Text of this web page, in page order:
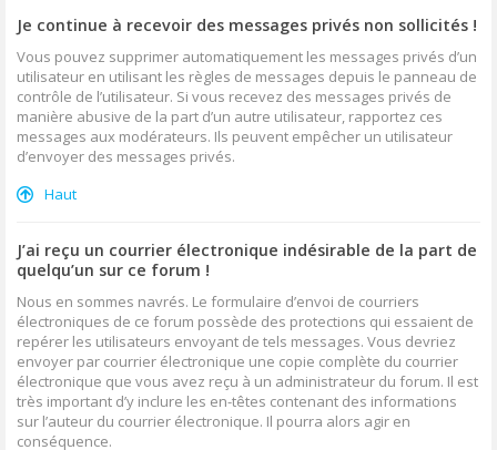
Je continue à recevoir des messages privés non sollicités !
Vous pouvez supprimer automatiquement les messages privés d’un
utilisateur en utilisant les règles de messages depuis le panneau de
contrôle de l’utilisateur. Si vous recevez des messages privés de
manière abusive de la part d’un autre utilisateur, rapportez ces
messages aux modérateurs. Ils peuvent empêcher un utilisateur
d’envoyer des messages privés.
Haut
J’ai reçu un courrier électronique indésirable de la part de
quelqu’un sur ce forum !
Nous en sommes navrés. Le formulaire d’envoi de courriers
électroniques de ce forum possède des protections qui essaient de
repérer les utilisateurs envoyant de tels messages. Vous devriez
envoyer par courrier électronique une copie complète du courrier
électronique que vous avez reçu à un administrateur du forum. Il est
très important d’y inclure les en-têtes contenant des informations
sur l’auteur du courrier électronique. Il pourra alors agir en
conséquence.